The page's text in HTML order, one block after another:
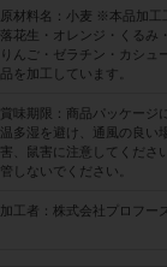
原材料名：小麦 ※本品加工
落花生・オレンジ・くるみ
りんご・ゼラチン・カシュ
品を加工しています。
賞味期限：商品パッケージ
温多湿を避け、通風の良い
害、鼠害に注意してくださ
管しないでください。
加工者：株式会社プロフー